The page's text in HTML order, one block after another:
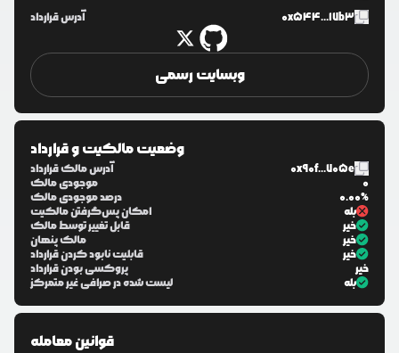
آدرس قرارداد
0x544...17b3
وبسایت رسمی
وضعیت مالکیت و قرارداد
آدرس مالک قرارداد
0x90f...705e
موجودی مالک
0
درصد موجودی مالک
0.00%
امکان پس‌گرفتن مالکیت
بله
قابل تغییر توسط مالک
خیر
مالک پنهان
خیر
قابلیت نابود کردن قرارداد
خیر
پروکسی بودن قرارداد
خیر
لیست شده در صرافی غیر متمرکز
بله
قوانین معامله